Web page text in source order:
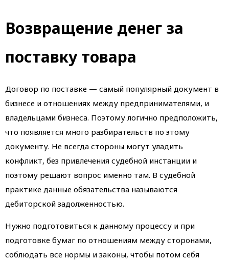
Возвращение денег за
поставку товара
Договор по поставке — самый популярный документ в
бизнесе и отношениях между предпринимателями, и
владельцами бизнеса. Поэтому логично предположить,
что появляется много разбирательств по этому
документу. Не всегда стороны могут уладить
конфликт, без привлечения судебной инстанции и
поэтому решают вопрос именно там. В судебной
практике данные обязательства называются
дебиторской задолженностью.
Нужно подготовиться к данному процессу и при
подготовке бумаг по отношениям между сторонами,
соблюдать все нормы и законы, чтобы потом себя